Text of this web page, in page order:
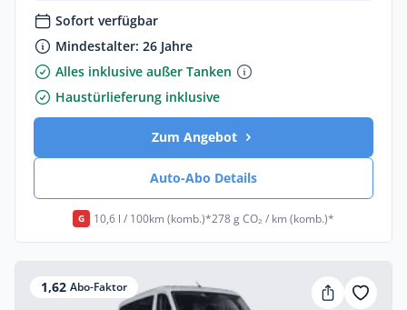
Sofort verfügbar
Mindestalter: 26 Jahre
Alles inklusive außer Tanken
Haustürlieferung inklusive
Zum Angebot
Auto-Abo Details
G 10,6 l / 100km (komb.)*278 g CO₂ / km (komb.)*
1,62 Abo-Faktor